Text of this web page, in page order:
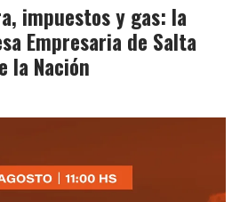
impuestos y gas: la
Empresaria de Salta
la Nación